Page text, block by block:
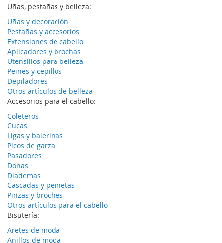
Uñas, pestañas y belleza:
Uñas y decoración
Pestañas y accesorios
Extensiones de cabello
Aplicadores y brochas
Utensilios para belleza
Peines y cepillos
Depiladores
Otros artículos de belleza
Accesorios para el cabello:
Coleteros
Cucas
Ligas y balerinas
Picos de garza
Pasadores
Donas
Diademas
Cascadas y peinetas
Pinzas y broches
Otros artículos para el cabello
Bisutería:
Aretes de moda
Anillos de moda